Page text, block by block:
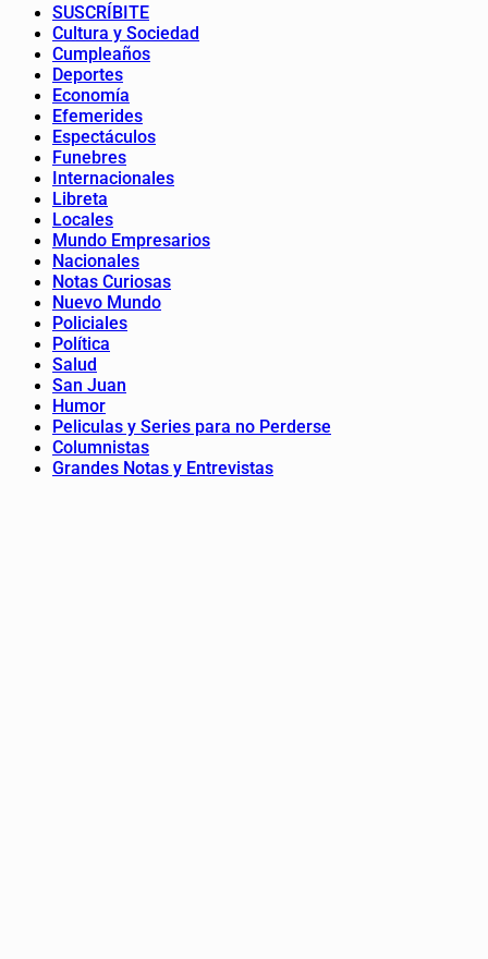
SUSCRÍBITE
Cultura y Sociedad
Cumpleaños
Deportes
Economía
Efemerides
Espectáculos
Funebres
Internacionales
Libreta
Locales
Mundo Empresarios
Nacionales
Notas Curiosas
Nuevo Mundo
Policiales
Política
Salud
San Juan
Humor
Peliculas y Series para no Perderse
Columnistas
Grandes Notas y Entrevistas